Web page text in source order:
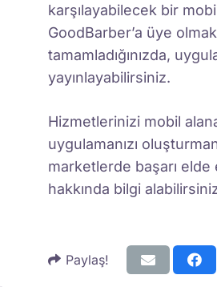
karşılayabilecek bir
GoodBarber’a üye
tamamladığınızda,
yayınlayabilirsiniz.
Hizmetlerinizi mobil
uygulamanızı
marketlerde başarı elde
hakkında bilgi
Paylaş!